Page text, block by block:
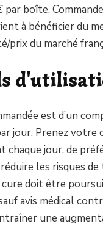
par boîte.
à bénéficier du
prix du marché
est d’un
jour. Prenez votre
chaque jour, de
les risques
cure doit être
avis médical
une